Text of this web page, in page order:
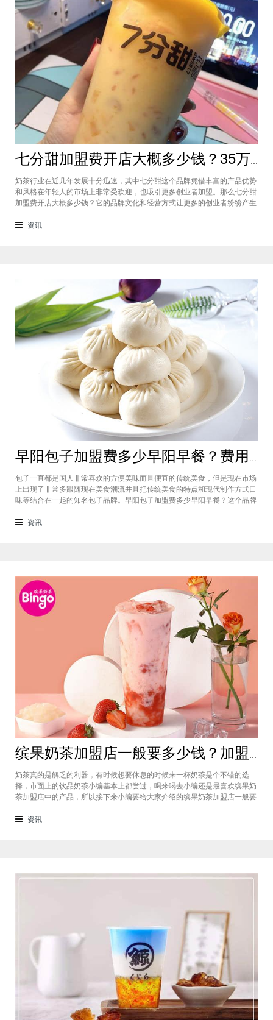
七分甜加盟费开店大概多少钱？35万元就能创业潜力无穷
奶茶行业在近几年发展十分迅速，其中七分甜这个品牌凭借丰富的产品优势
和风格在年轻人的市场上非常受欢迎，也吸引更多创业者加盟。那么七分甜
加盟费开店大概多少钱？它的品牌文化和经营方式让更多的创业者纷纷产生
创业潜力无穷。七分甜加盟费开店大概多少钱？这个奶茶品牌在不同的城市
资讯
早阳包子加盟费多少早阳早餐？费用规划基本在10万元左右即可
包子一直都是国人非常喜欢的方便美味而且便宜的传统美食，但是现在市场
上出现了非常多跟随现在美食潮流并且把传统美食的特点和现代制作方式口
味等结合在一起的知名包子品牌。早阳包子加盟费多少早阳早餐？这个品牌
色，而且加盟费也是有系统的规划，早阳包子加盟基本在10万元左右即可。
资讯
缤果奶茶加盟店一般要多少钱？加盟费4万元总体开店费用仅需20万
奶茶真的是解乏的利器，有时候想要休息的时候来一杯奶茶是个不错的选
择，市面上的饮品奶茶小编基本上都尝过，喝来喝去小编还是最喜欢缤果奶
茶加盟店中的产品，所以接下来小编要给大家介绍的缤果奶茶加盟店一般要
拥有自己的店铺也会是一个不错的选择，所以感兴趣的话就跟着小编的步伐
资讯